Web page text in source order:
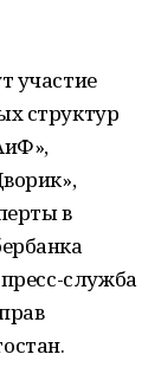
участие
структур
в
служба